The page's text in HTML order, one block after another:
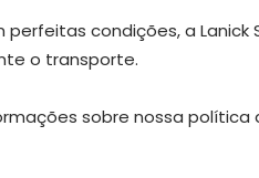
condições, a
o transporte.
sobre nossa